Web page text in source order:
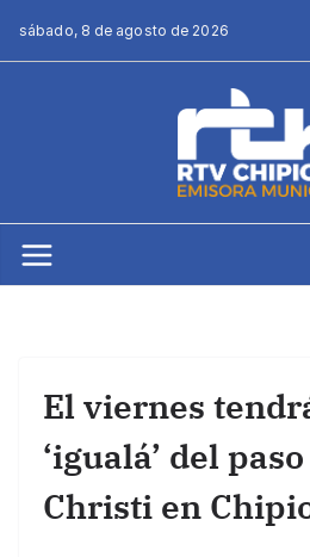
sábado, 8 de agosto de 2026
El viernes
‘igualá’ del
Christi en